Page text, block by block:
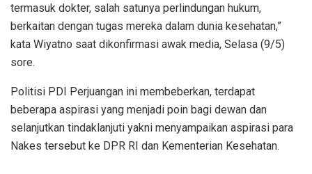
termasuk dokter, salah satunya perlindungan hukum,
berkaitan dengan tugas mereka dalam dunia kesehatan,”
kata Wiyatno saat dikonfirmasi awak media, Selasa (9/5)
sore.
Politisi PDI Perjuangan ini membeberkan, terdapat
beberapa aspirasi yang menjadi poin bagi dewan dan
selanjutkan tindaklanjuti yakni menyampaikan aspirasi para
Nakes tersebut ke DPR RI dan Kementerian Kesehatan.